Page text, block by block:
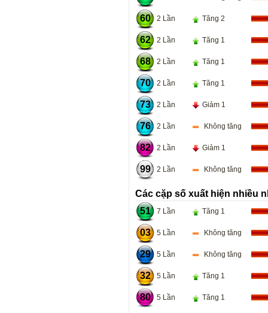
60 2 Lần Tăng 2
62 2 Lần Tăng 1
68 2 Lần Tăng 1
70 2 Lần Tăng 1
73 2 Lần Giảm 1
76 2 Lần Không tăng
82 2 Lần Giảm 1
99 2 Lần Không tăng
Các cặp số xuất hiện nhiều
51
7 Lần Tăng 1
03 5 Lần Không tăng
29 5 Lần Không tăng
32 5 Lần Tăng 1
80 5 Lần Tăng 1